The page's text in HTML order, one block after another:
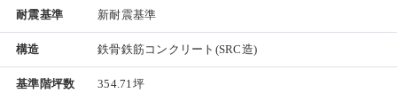
耐震基準 新耐震基準
構造 鉄骨鉄筋コンクリート(SRC造)
基準階坪数 354.71坪